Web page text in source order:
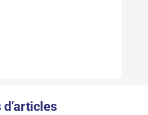
d’articles